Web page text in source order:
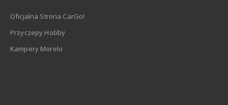
Oficjalna Strona CarGo!
Przyczepy Hobby
Kampery Morelo